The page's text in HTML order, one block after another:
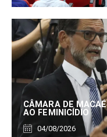
CÂMARA DE
AO FEMINICÍDIO
04/08/2026